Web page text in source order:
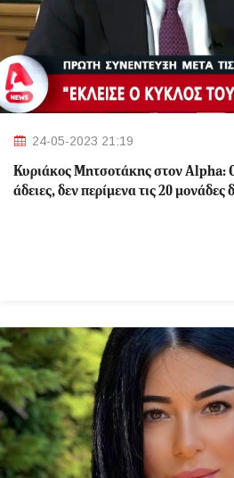
24-05-2023 21:19
Κυριάκος Μητσοτάκης στον Alpha:
άδειες, δεν περίμενα τις 20 μονάδες